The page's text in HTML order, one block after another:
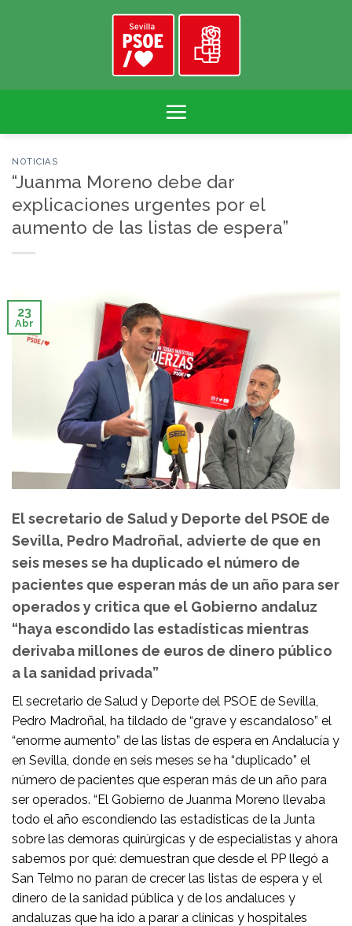
NOTICIAS
“Juanma Moreno debe dar
explicaciones urgentes por el
aumento de las listas de espera”
23
Abr
El secretario de Salud y Deporte del PSOE de
Sevilla, Pedro Madroñal, advierte de que en
seis meses se ha duplicado el número de
pacientes que esperan más de un año para ser
operados y critica que el Gobierno andaluz
“haya escondido las estadísticas mientras
derivaba millones de euros de dinero público
a la sanidad privada”
El secretario de Salud y Deporte del PSOE de Sevilla,
Pedro Madroñal, ha tildado de “grave y escandaloso” el
“enorme aumento” de las listas de espera en Andalucía y
en Sevilla, donde en seis meses se ha “duplicado” el
número de pacientes que esperan más de un año para
ser operados. “El Gobierno de Juanma Moreno llevaba
todo el año escondiendo las estadísticas de la Junta
sobre las demoras quirúrgicas y de especialistas y ahora
sabemos por qué: demuestran que desde el PP llegó a
San Telmo no paran de crecer las listas de espera y el
dinero de la sanidad pública y de los andaluces y
andaluzas que ha ido a parar a clínicas y hospitales